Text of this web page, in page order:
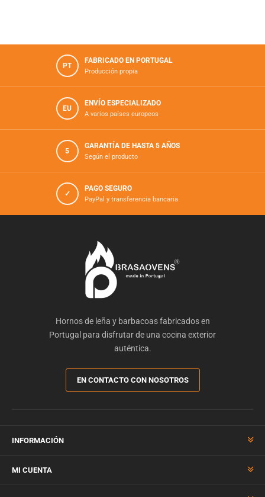
PT
FABRICADO EN PORTUGAL
Producción propia
EU
ENVÍO ESPECIALIZADO
A varios países europeos
5
GARANTÍA DE HASTA 5 AÑOS
Según el producto
✓
PAGO SEGURO
PayPal y transferencia bancaria
Hornos de leña y barbacoas fabricados en
Portugal para disfrutar de una cocina exterior
auténtica.
EN CONTACTO CON NOSOTROS
INFORMACIÓN
MI CUENTA